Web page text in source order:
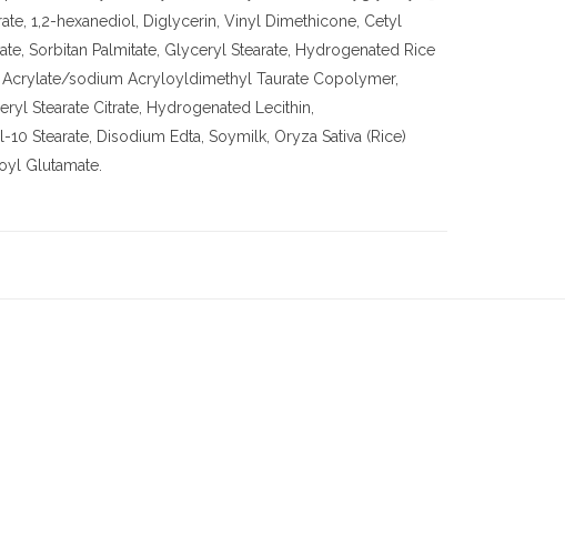
1,2-hexanediol, Diglycerin, Vinyl Dimethicone, Cetyl
Sorbitan Palmitate, Glyceryl Stearate, Hydrogenated Rice
sodium Acryloyldimethyl Taurate Copolymer,
Stearate Citrate, Hydrogenated Lecithin,
Stearate, Disodium Edta, Soymilk, Oryza Sativa (Rice)
Glutamate.